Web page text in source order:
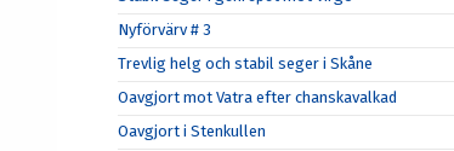
Nyförvärv # 3
Trevlig helg och stabil seger i Skåne
Oavgjort mot Vatra efter chanskavalkad
Oavgjort i Stenkullen